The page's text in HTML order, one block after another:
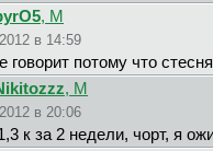
, М
в 14:59
говорит потому что
, М
в 20:06
к за 2 недели, чорт, я